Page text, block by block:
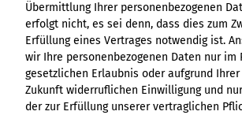
Übermittlung Ihrer personenbezogenen
erfolgt nicht, es sei denn, dass dies zum
Erfüllung eines Vertrages notwendig ist.
wir Ihre personenbezogenen Daten nur im
gesetzlichen Erlaubnis oder aufgrund
Zukunft widerruflichen Einwilligung und
der zur Erfüllung unserer vertraglichen